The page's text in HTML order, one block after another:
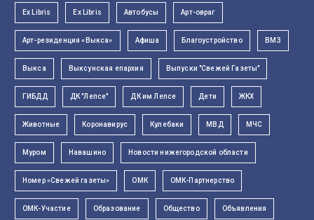
Ex Libris Ex Libris Автобусы Арт-овраг
Арт-резиденция «Выкса» Афиша Благоустройство ВМЗ
Выкса Выксунская епархия Выпуски "Свежей Газеты"
ГИБДД ДК "Лепсе" ДК им Лепсе Дети ЖКХ
Животные Коронавирус Кулебаки МВД МЧС
Муром Навашино Новости нижегородской области
Номер «Свежей газеты» ОМК ОМК-Партнерство
ОМК-Участие Образование Общество Объявления